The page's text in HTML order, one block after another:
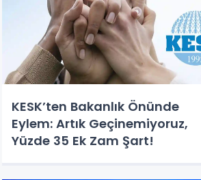
KESK’ten Bakanlık Önünde
Eylem: Artık Geçinemiyoruz,
Yüzde 35 Ek Zam Şart!